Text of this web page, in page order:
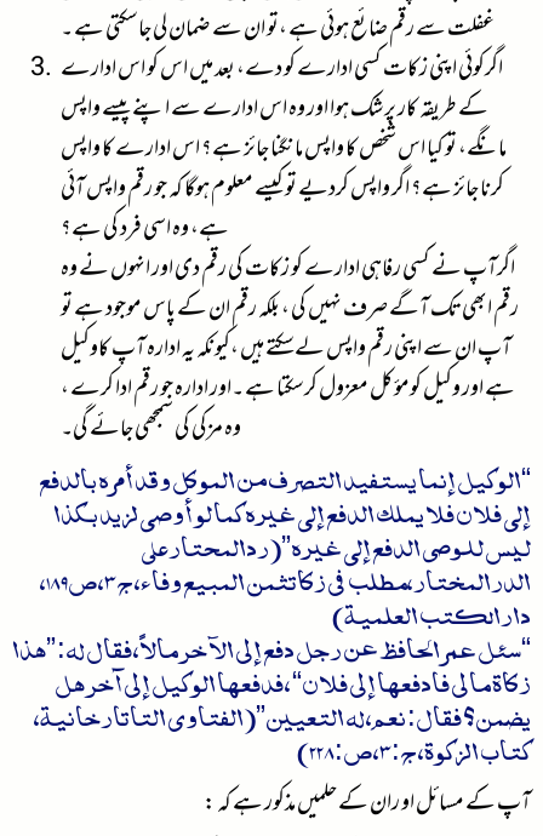
غفلت سے رقم ضائع ہوئی ہے ،تو ان سے ضمان لی جاسکتی ہے ۔
اگرکوئی اپنی زکات کسی ادارے کو دے، بعد میں اس کو اس ادارے
کے طریقہ کار پر شک ہوا اور وہ اس ادارے سے اپنے پیسے واپس
مانگے، تو کیا اس شخص کا واپس مانگنا جائز ہے؟ اس ادارے کا واپس
کرنا جائز ہے؟ اگر واپس کردیے تو کیسے معلوم ہوگا کہ جو رقم واپس آئی
ہے، وہ اسی فرد کی ہے؟
اگرآپ نے کسی رفاہی ادارے کو زکات کی رقم دی اور انہوں نے وہ
رقم ابھی تک آگے صرف نہیں کی ، بلکہ رقم ان کے پاس موجود ہے تو
آپ ان سے اپنی رقم واپس لےسکتے ہیں ،کیونکہ یہ ادارہ آپ کاوکیل
ہے اور وکیل کومؤکل معزول کرسکتا ہے ۔اور ادارہ جو رقم ادا کرے ،
وہ مزکی کی سمجھی جائے گی۔
“الوكيل إنما يستفيد التصرف من الموكل وقد أمره بالدفع
إلى فلان فلا يملك الدفع إلى غيره كما لو أوصى لزيد بكذا
ليس للوصي الدفع إلى غيره”(ردالمحتارعلی
الدرالمختار،مطلب فی زکاتثمن المبیع وفاء، ج3، ص189،
دارالکتب العلمیة)
“سئل عمر الحافظ عن رجل دفع إلی الآخر مالاً، فقال لہ: ”ھذا
زکاة مالي فادفعھا إلی فلان“ ، فدفعھا الوکیل إلی آخر ھل
یضمن؟ فقال: نعم، لہ التعیین”(الفتاوی التاتارخانیة،
کتاب الزکوة، ج:3، ص:228)
آپ کے مسائل او ران کے حلمیں مذکور ہے کہ :